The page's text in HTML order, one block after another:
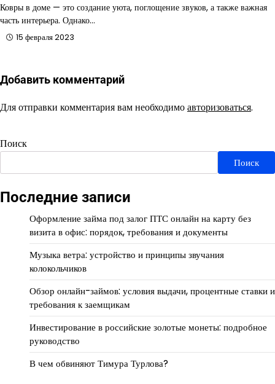
Ковры в доме — это создание уюта, поглощение звуков, а также важная
часть интерьера. Однако…
15 февраля 2023
Добавить комментарий
Для отправки комментария вам необходимоавторизоваться.
Поиск
Поиск
Последние записи
Оформление займа под залог ПТС онлайн на карту без
визита в офис: порядок, требования и документы
Музыка ветра: устройство и принципы звучания
колокольчиков
Обзор онлайн-займов: условия выдачи, процентные ставки и
требования к заемщикам
Инвестирование в российские золотые монеты: подробное
руководство
В чем обвиняют Тимура Турлова?